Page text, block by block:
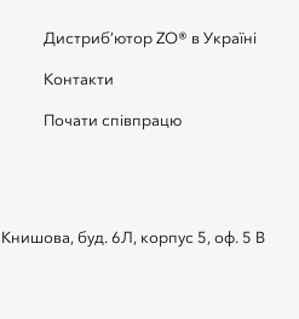
Дистриб’ютор ZO® в Україні
Контакти
Почати співпрацю
Книшова, буд. 6Л, корпус 5, оф. 5 В